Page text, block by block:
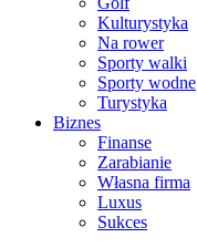
Kulturystyka
Na rower
Sporty walki
Sporty wodne
Turystyka
Biznes
Finanse
Zarabianie
Własna firma
Luxus
Sukces